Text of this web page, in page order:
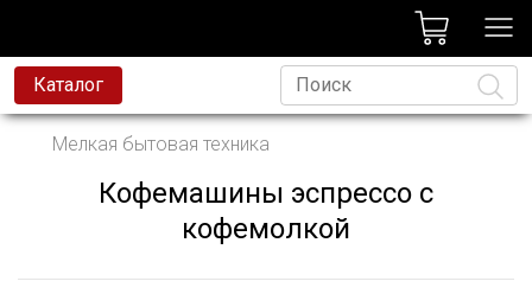
Каталог
техника
техника
и смесители
Мелкая бытовая техника
Кофемашины эспрессо с
кофемолкой